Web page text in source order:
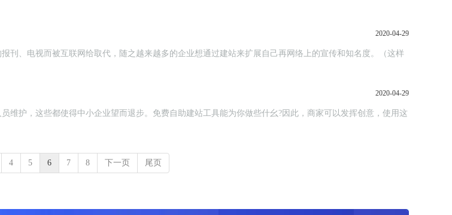
2020-04-29
刊、电视而被互联网给取代，随之越来越多的企业想通过建站来扩展自己再网络上的宣传和知名度。（这样
2020-04-29
护，这些都使得中小企业望而退步。免费自助建站工具能为你做些什幺?因此，商家可以发挥创意，使用这
4 5 6 7 8 下一页 尾页